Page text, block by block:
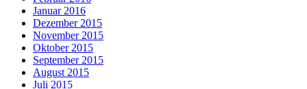
Januar 2016
Dezember 2015
November 2015
Oktober 2015
September 2015
August 2015
Juli 2015